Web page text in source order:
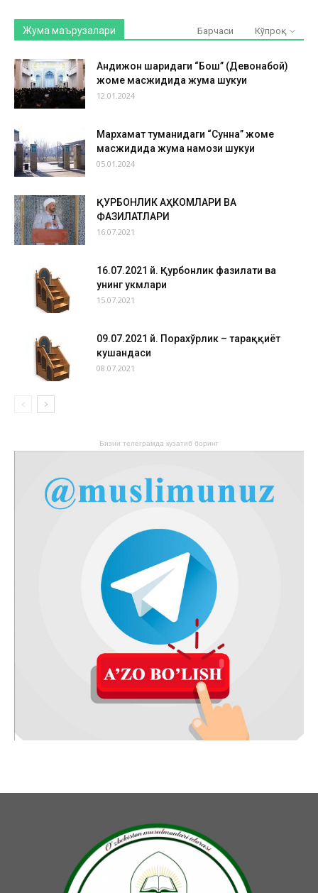
Жума маърузалари Барчаси Кўпроқ
Андижон шаҳридаги “Бош” (Девонабой)
жоме масжидида жума шукуҳи
12.01.2024
Мархамат туманидаги “Сунна” жоме
масжидида жума намози шукуҳи
05.01.2024
ҚУРБОНЛИК АҲКОМЛАРИ ВА
ФАЗИЛАТЛАРИ
16.07.2021
16.07.2021 й. Қурбонлик фазилати ва
унинг ҳукмлари
15.07.2021
09.07.2021 й. Порахўрлик – тараққиёт
кушандаси
08.07.2021
Бизни телеграмда кузатиб боринг